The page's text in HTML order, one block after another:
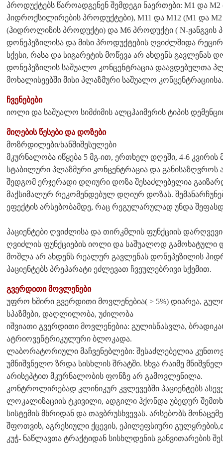
პროდუქტებს წაროადგენენ შემდეგი ნაერთები: M1 და
ჰიდროქსილირების პროდუქტები), M11 და M12 (M1 და
(ჰიდროლიზის პროდუქტი) და M6 პროდუქტი ( N-ჟანგვის
დონეპეზილისა და მისი პროდუქტების ღვიძლშიდა
სქესი, რასა და სიგარეტის მოწევა არ ახდენს გავლენას
დონეპეზილის საშუალო კონცენტრაცია დაავდებულთა
მოხალისეებში მისი პლაზმური საშუალო კონცენტრაციისა.
ჩვენებები
იოლი და საშუალო სიმძიმის ალცჰაიმერის ტიპის
მიღების წესები და დოზები
მოზრდილები/ხანშიშესულები
მკურნალობა იწყება 5 მგ-ით, ერთხელ დღეში, 4-6
სტაბილური პლაზმური კონცენტრაცია და
შედგომ ერჯერადი დღიური დოზა შესაძლებელია
მაქსიმალურ რეკომენდებულ დღიურ დოზას.
ეფექტის არსებობამდე, რაც რეგულარულად უნდა
პაციენტები ღვიძლისა და თირკმლის ფუნქციის
ღვიძლის ფუნქციების იოლი და საშუალოდ გამოხატული
მოშლა არ ახდენს რეალურ გავლენას დონეპეზილის
პაციენტებს პრეპარატი ეძლევათ ჩვეულებრივი სქემით.
გვერდითი მოვლენები
უფრო ხშირი გვერდითი მოვლენებია( > 5%) დიარეა,
სპაზმები, დაღლილობა, უძილობა
იშვიათი გვერდითი მოვლენებია: გულისწასვლა,
ატრიოვენტრიკულური ბლოკადა.
ლაბორატორიული მაჩვენებლები: შესაძლებელია
უმნიშვნელო ზრდა სისხლის შრატში. სხვა რაიმე
არისეპტით მკურნალობის ფონზე არ გამოვლენილა.
კონტროლირებად კლინიკურ კვლევებში პაციენტებს
ლოკალიზაციის ტკივილი, ადგილი ჰქონდა უბედურ
სისტემის მხრიდან და თავბრუსხვევას. არსებობს
შფოთვის, აგრესიული ქცევის, ეპილეფსიური
კუჭ- ნაწლავთა ტრაქტიდან სისხლდენის განვითარების